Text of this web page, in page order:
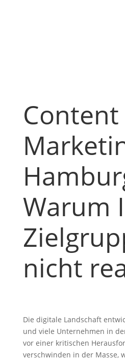
Content
Warum
nicht
Die digitale Landschaft
und viele Unternehmen in
vor einer kritischen
verschwinden in der Masse,